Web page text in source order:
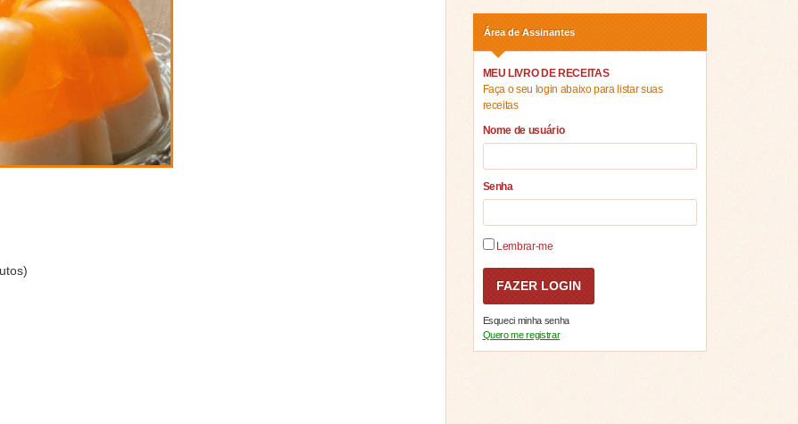
Área de Assinantes
MEU LIVRO DE RECEITAS
Faça o seu login abaixo para listar suas
receitas
Nome de usuário
Senha
Lembrar-me
Esqueci minha senha
Quero me registrar